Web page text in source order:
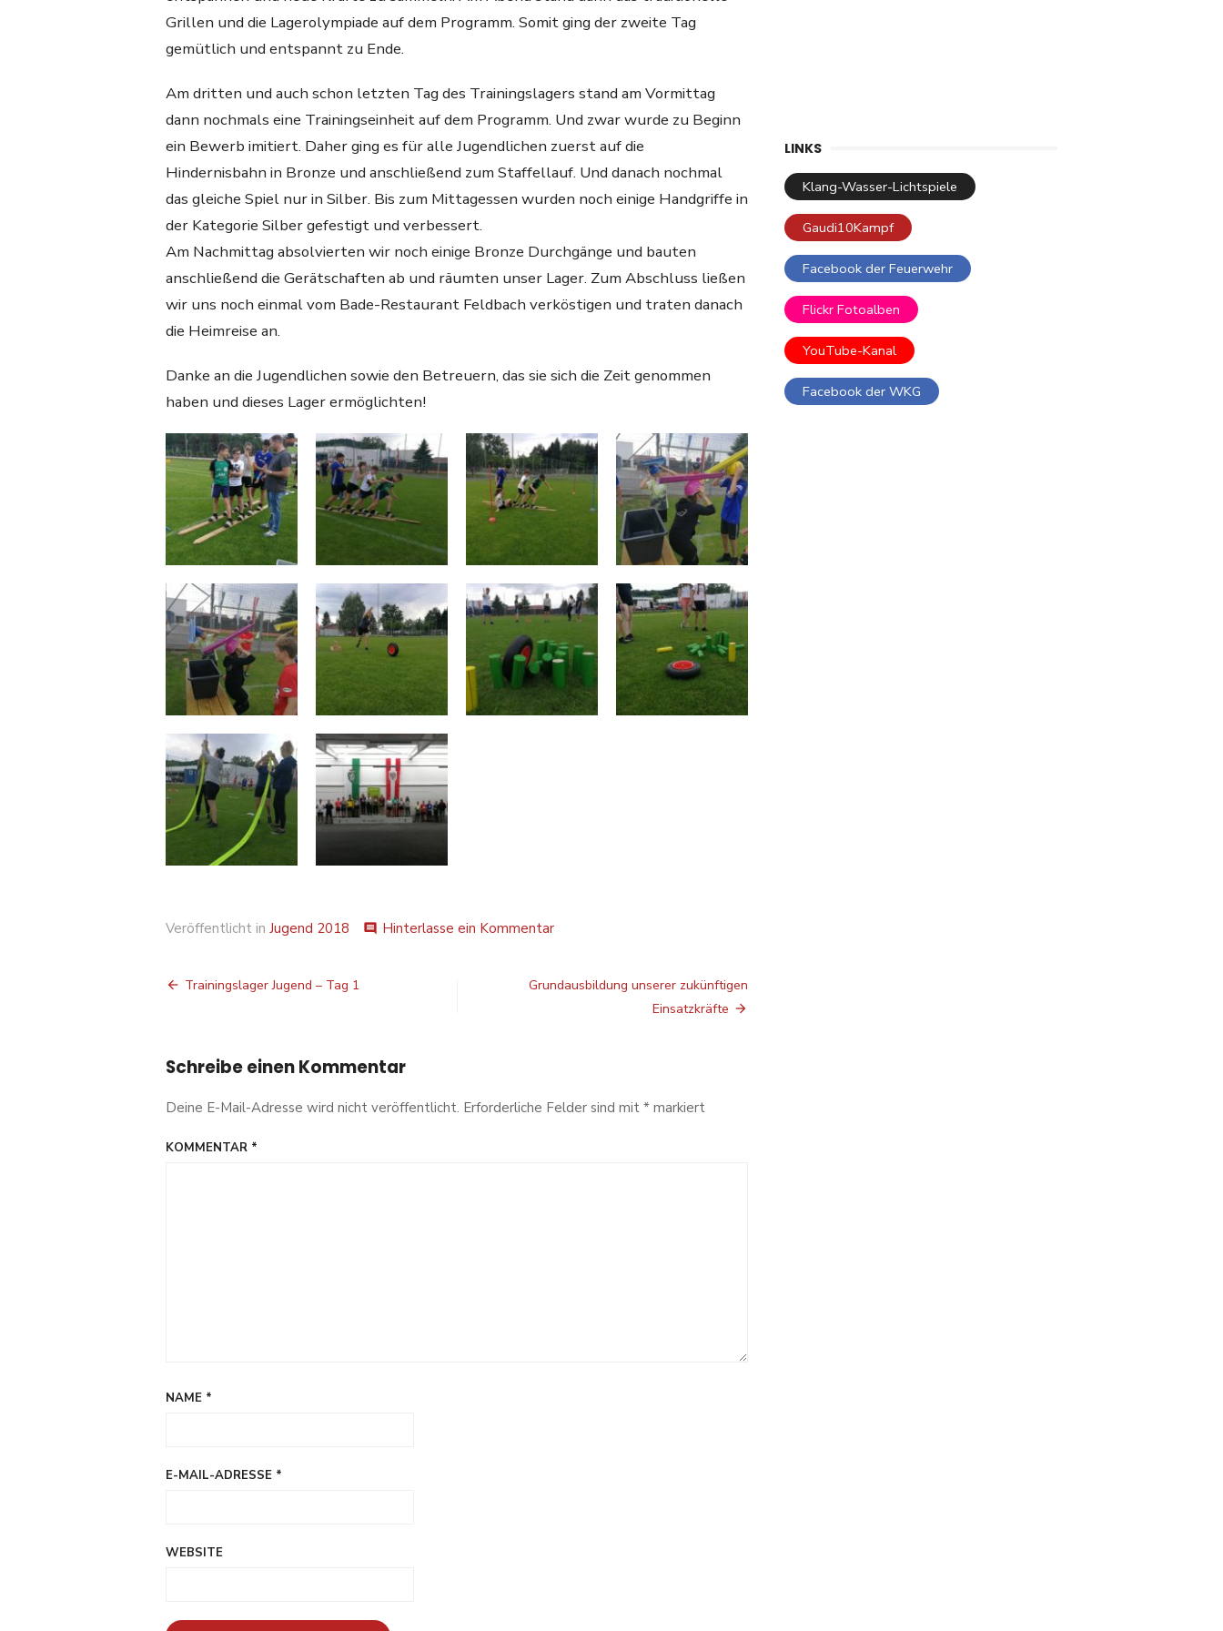
Grillen und die Lagerolympiade auf dem Programm. Somit ging der zweite Tag
gemütlich und entspannt zu Ende.
Am dritten und auch schon letzten Tag des Trainingslagers stand am Vormittag
dann nochmals eine Trainingseinheit auf dem Programm. Und zwar wurde zu Beginn
ein Bewerb imitiert. Daher ging es für alle Jugendlichen zuerst auf die
Hindernisbahn in Bronze und anschließend zum Staffellauf. Und danach nochmal
das gleiche Spiel nur in Silber. Bis zum Mittagessen wurden noch einige Handgriffe in
der Kategorie Silber gefestigt und verbessert.
Am Nachmittag absolvierten wir noch einige Bronze Durchgänge und bauten
anschließend die Gerätschaften ab und räumten unser Lager. Zum Abschluss ließen
wir uns noch einmal vom Bade-Restaurant Feldbach verköstigen und traten danach
die Heimreise an.
Danke an die Jugendlichen sowie den Betreuern, das sie sich die Zeit genommen
haben und dieses Lager ermöglichten!
Veröffentlicht in Jugend 2018 comment Hinterlasse ein Kommentarauf
Tag
Beitragsnavigation
Trainingslager Jugend – Tag 1
Grundausbildung unserer zukünftigen
Einsatzkräfte
Schreibe einen Kommentar
Deine E-Mail-Adresse wird nicht veröffentlicht. Erforderliche Felder sind mit * markiert
KOMMENTAR *
NAME *
E-MAIL-ADRESSE *
WEBSITE
LINKS
Klang-Wasser-Lichtspiele
Gaudi10Kampf
Facebook der Feuerwehr
Flickr Fotoalben
YouTube-Kanal
Facebook der WKG